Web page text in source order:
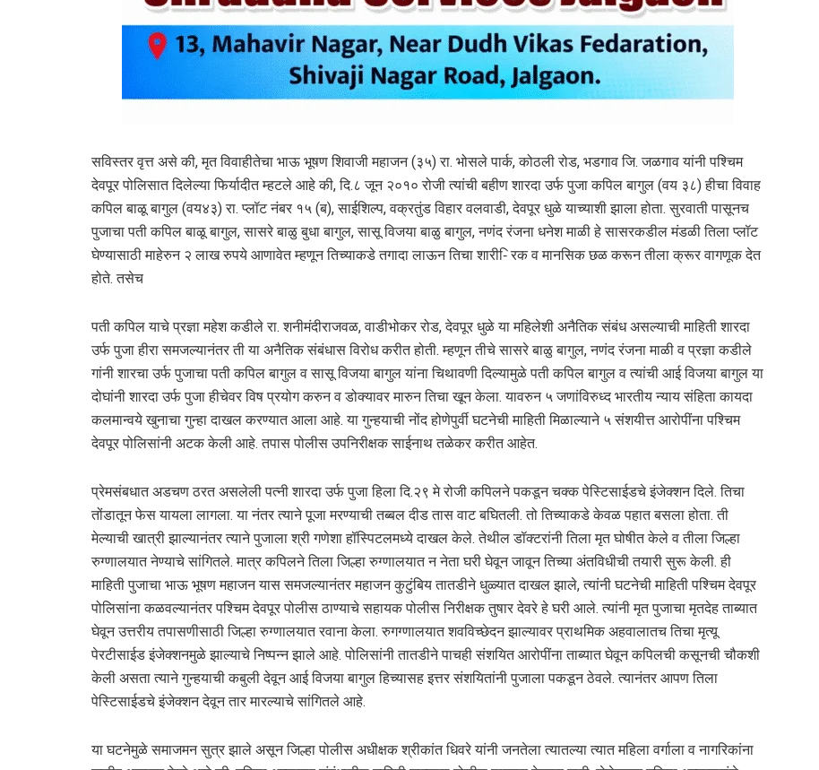
सविस्तर वृत्त असे की, मृत विवाहीतेचा भाऊ भूषण शिवाजी महाजन (३५) रा. भोसले पार्क, कोठली रोड, भडगाव जि. जळगाव यांनी पश्चिम
देवपूर पोलिसात दिलेल्या फिर्यादीत म्हटले आहे की, दि.८ जून २०१० रोजी त्यांची बहीण शारदा उर्फ पुजा कपिल बागुल (वय ३८) हीचा विवाह
कपिल बाळू बागुल (वय४३) रा. प्लॉट नंबर १५ (ब), साईशिल्प, वक्रतुंड विहार वलवाडी, देवपूर धुळे याच्याशी झाला होता. सुरवाती पासूनच
पुजाचा पती कपिल बाळू बागुल, सासरे बाळु बुधा बागुल, सासू विजया बाळु बागुल, नणंद रंजना धनेश माळी हे सासरकडील मंडळी तिला प्लॉट
घेण्यासाठी माहेरुन २ लाख रुपये आणावेत म्हणून तिच्याकडे तगादा लाऊन तिचा शारी-ि रक व मानसिक छळ करून तीला क्रूर वागणूक देत
होते. तसेच
पती कपिल याचे प्रज्ञा महेश कडीले रा. शनीमंदीराजवळ, वाडीभोकर रोड, देवपूर धुळे या महिलेशी अनैतिक संबंध असल्याची माहिती शारदा
उर्फ पुजा हीरा समजल्यानंतर ती या अनैतिक संबंधास विरोध करीत होती. म्हणून तीचे सासरे बाळु बागुल, नणंद रंजना माळी व प्रज्ञा कडीले
गांनी शारचा उर्फ पुजाचा पती कपिल बागुल व सासू विजया बागुल यांना चिथावणी दिल्यामुळे पती कपिल बागुल व त्यांची आई विजया बागुल या
दोघांनी शारदा उर्फ पुजा हीचेवर विष प्रयोग करुन व डोक्यावर मारुन तिचा खून केला. यावरुन ५ जणांविरुध्द भारतीय न्याय संहिता कायदा
कलमान्वये खुनाचा गुन्हा दाखल करण्यात आला आहे. या गुन्हयाची नोंद होणेपुर्वी घटनेची माहिती मिळाल्याने ५ संशयीत्त आरोपींना पश्चिम
देवपूर पोलिसांनी अटक केली आहे. तपास पोलीस उपनिरीक्षक साईनाथ तळेकर करीत आहेत.
प्रेमसंबधात अडचण ठरत असलेली पत्नी शारदा उर्फ पुजा हिला दि.२९ मे रोजी कपिलने पकडून चक्क पेस्टिसाईडचे इंजेक्शन दिले. तिचा
तोंडातून फेस यायला लागला. या नंतर त्याने पूजा मरण्याची तब्बल दीड तास वाट बघितली. तो तिच्याकडे केवळ पहात बसला होता. ती
मेल्याची खात्री झाल्यानंतर त्याने पुजाला श्री गणेशा हॉस्पिटलमध्ये दाखल केले. तेथील डॉक्टरांनी तिला मृत घोषीत केले व तीला जिल्हा
रुग्णालयात नेण्याचे सांगितले. मात्र कपिलने तिला जिल्हा रुग्णालयात न नेता घरी घेवून जावून तिच्या अंतविधीची तयारी सुरू केली. ही
माहिती पुजाचा भाऊ भूषण महाजन यास समजल्यानंतर महाजन कुटुंबिय तातडीने धुळ्यात दाखल झाले, त्यांनी घटनेची माहिती पश्चिम देवपूर
पोलिसांना कळवल्यानंतर पश्चिम देवपूर पोलीस ठाण्याचे सहायक पोलीस निरीक्षक तुषार देवरे हे घरी आले. त्यांनी मृत पुजाचा मृतदेह ताब्यात
घेवून उत्तरीय तपासणीसाठी जिल्हा रुग्णालयात रवाना केला. रुगग्णालयात शवविच्छेदन झाल्यावर प्राथमिक अहवालातच तिचा मृत्यू
पेरटीसाईड इंजेक्शनमुळे झाल्याचे निष्पन्न झाले आहे. पोलिसांनी तातडीने पाचही संशयित आरोपींना ताब्यात घेवून कपिलची कसूनची चौकशी
केली असता त्याने गुन्हयाची कबुली देवून आई विजया बागुल हिच्यासह इत्तर संशयितांनी पुजाला पकडून ठेवले. त्यानंतर आपण तिला
पेस्टिसाईडचे इंजेक्शन देवून तार मारल्याचे सांगितले आहे.
या घटनेमुळे समाजमन सुत्र झाले असून जिल्हा पोलीस अधीक्षक श्रीकांत धिवरे यांनी जनतेला त्यातल्या त्यात महिला वर्गाला व नागरिकांना